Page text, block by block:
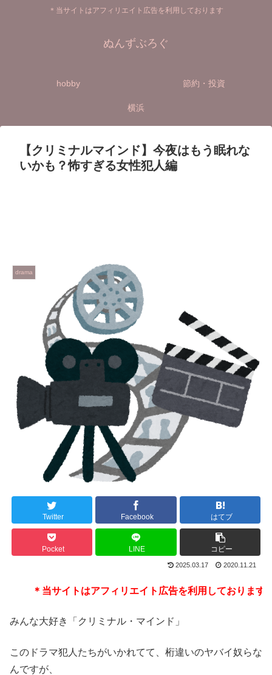
＊当サイトはアフィリエイト広告を利用しております
ぬんずぶろぐ
hobby 節約・投資
横浜
【クリミナルマインド】今夜はもう眠れな
いかも？怖すぎる女性犯人編
drama
Twitter Facebook はてブ
Pocket LINE コピー
2025.03.17 2020.11.21
＊当サイトはアフィリエイト広告を利用しております
みんな大好き「クリミナル・マインド」
このドラマ犯人たちがいかれてて、桁違いのヤバイ奴らな
んですが、